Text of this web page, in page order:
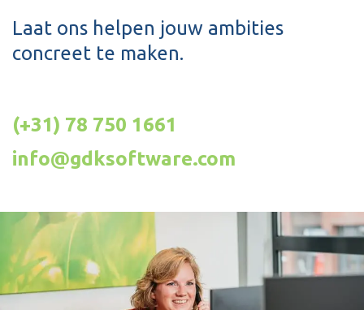
Laat ons helpen jouw ambities
concreet te maken.
(+31) 78 750 1661
info@gdksoftware.com